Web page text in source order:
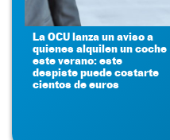
La OCU lanza un aviso a
quienes alquilen un coche
este verano: este
despiste puede costarte
cientos de euros